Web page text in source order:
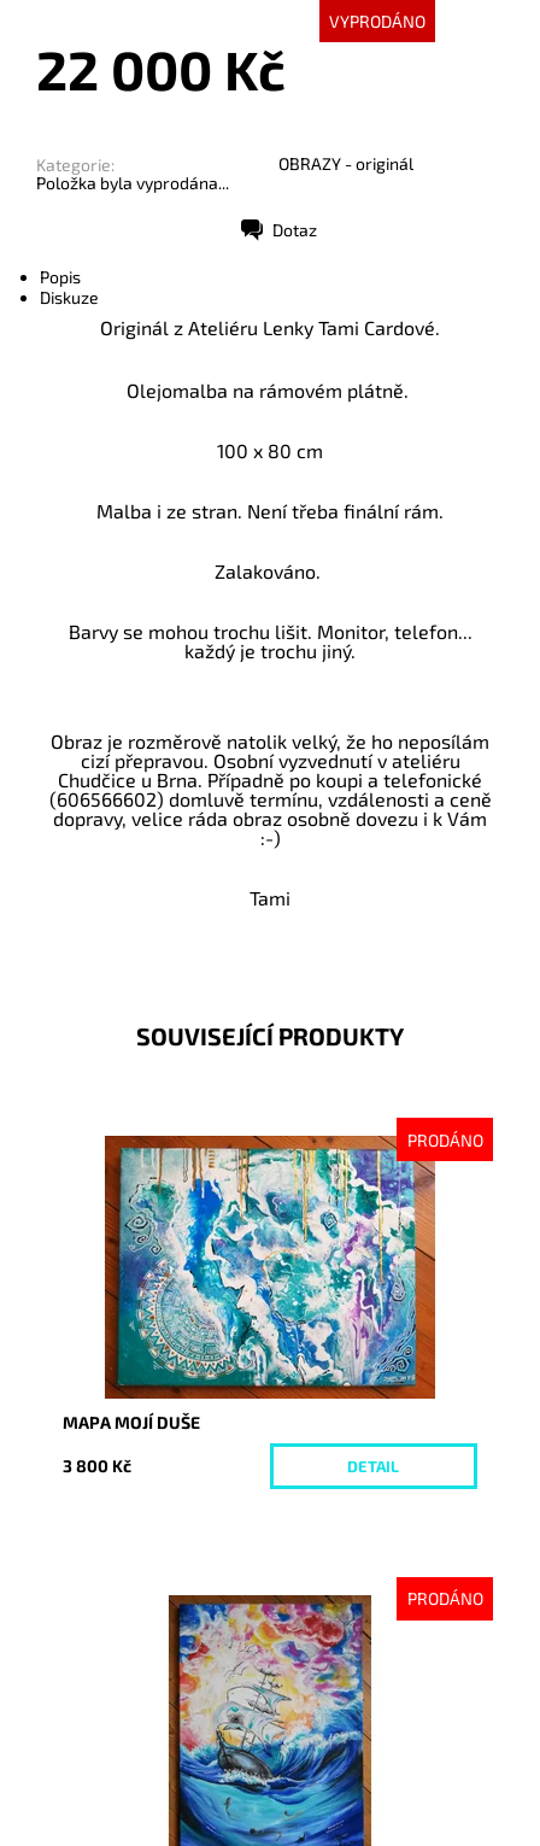
VYPRODÁNO
22 000 Kč
Kategorie:
OBRAZY - originál
Položka byla vyprodána...
Dotaz
Popis
Diskuze
Originál z Ateliéru Lenky Tami Cardové.
Olejomalba na rámovém plátně.
100 x 80 cm
Malba i ze stran. Není třeba finální rám.
Zalakováno.
Barvy se mohou trochu lišit. Monitor, telefon...
každý je trochu jiný.
Obraz je rozměrově natolik velký, že ho neposílám
cizí přepravou. Osobní vyzvednutí v ateliéru
Chudčice u Brna. Případně po koupi a telefonické
(606566602) domluvě termínu, vzdálenosti a ceně
dopravy, velice ráda obraz osobně dovezu i k Vám
:-)
Tami
SOUVISEJÍCÍ PRODUKTY
PRODÁNO
Dostupnost:
Vyprodáno
1916
MAPA MOJÍ DUŠE
3 800 Kč DETAIL
PRODÁNO
Vyprodáno
1871